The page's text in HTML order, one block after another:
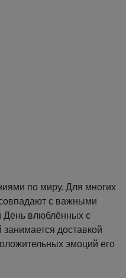
по миру. Для многих
с важными
День влюблённых с
занимается доставкой
эмоций его